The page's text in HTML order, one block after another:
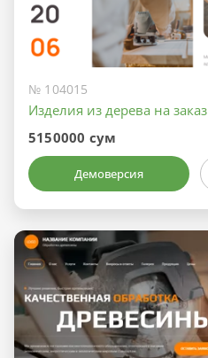
№ 104015
Изделия из дерева на заказ
5150000 сум
Демоверсия